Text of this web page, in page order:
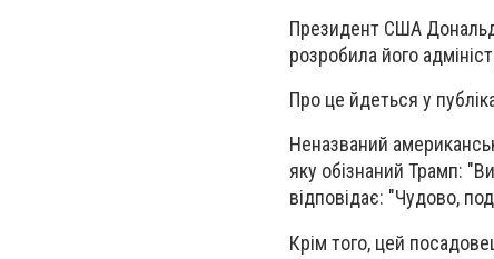
Президент США Дональд
розробила його
Про це йдеться у
Неназваний
яку обізнаний Трамп:
відповідає: "Чудово,
Крім того, цей